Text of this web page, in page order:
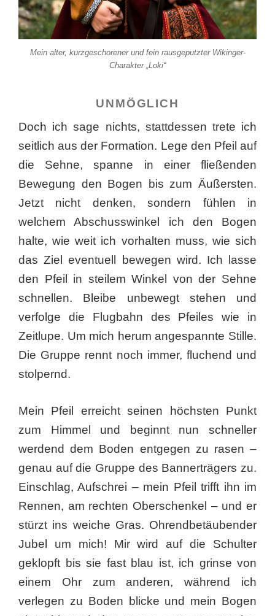
Mein alter, kurzgeschorener und fein rausgeputzter Wikinger-
Charakter „Loki“
UNMÖGLICH
Doch ich sage nichts, stattdessen trete ich
seitlich aus der Formation. Lege den Pfeil auf
die Sehne, spanne in einer fließenden
Bewegung den Bogen bis zum Äußersten.
Jetzt nicht denken, sondern fühlen in
welchem Abschusswinkel ich den Bogen
halte, wie weit ich vorhalten muss, wie sich
das Ziel eventuell bewegen wird. Ich lasse
den Pfeil in steilem Winkel von der Sehne
schnellen. Bleibe unbewegt stehen und
verfolge die Flugbahn des Pfeiles wie in
Zeitlupe. Um mich herum angespannte Stille.
Die Gruppe rennt noch immer, fluchend und
stolpernd.
Mein Pfeil erreicht seinen höchsten Punkt
zum Himmel und beginnt nun schneller
werdend dem Boden entgegen zu rasen –
genau auf die Gruppe des Bannerträgers zu.
Einschlag, Aufschrei – mein Pfeil trifft ihn im
Rennen, am rechten Oberschenkel – und er
stürzt ins weiche Gras. Ohrendbetäubender
Jubel um mich! Mir wird auf die Schulter
geklopft bis sie fast blau ist, ich grinse von
einem Ohr zum anderen, während ich
verlegen zu Boden blicke und mein Bogen